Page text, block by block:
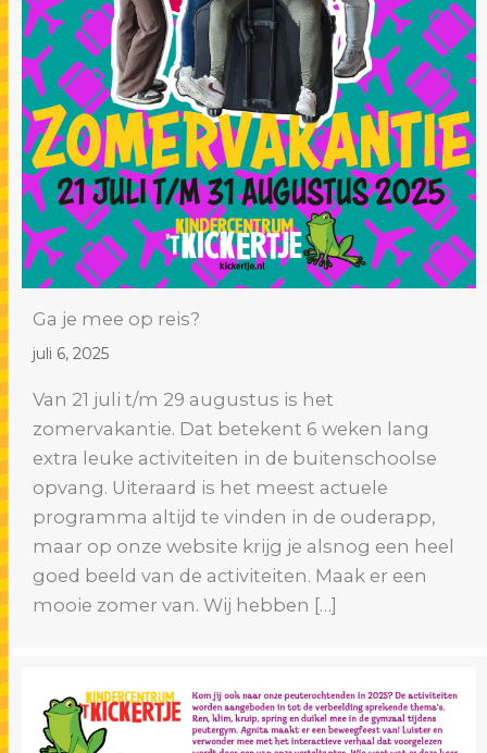
Ga je mee op reis?
juli 6, 2025
Van 21 juli t/m 29 augustus is het
zomervakantie. Dat betekent 6 weken lang
extra leuke activiteiten in de buitenschoolse
opvang. Uiteraard is het meest actuele
programma altijd te vinden in de ouderapp,
maar op onze website krijg je alsnog een heel
goed beeld van de activiteiten. Maak er een
mooie zomer van. Wij hebben […]